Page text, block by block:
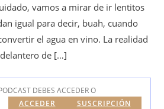
vamos a mirar de ir lentitos
igual para decir, buah, cuando
el agua en vino. La realidad
de […]
DEBES ACCEDER O
SUSCRIPCIÓN
ACCEDER